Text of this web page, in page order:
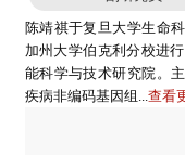
陈靖祺于复旦大学生命
加州大学伯克利分校进
能科学与技术研究院。
疾病非编码基因组... 查看